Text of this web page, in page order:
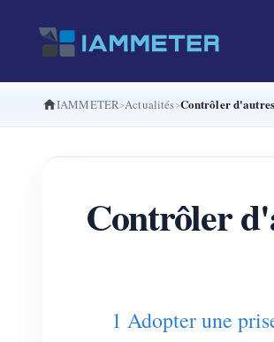
IAMMETER Actualités Contrôler
Contrôler
1 Adopter une